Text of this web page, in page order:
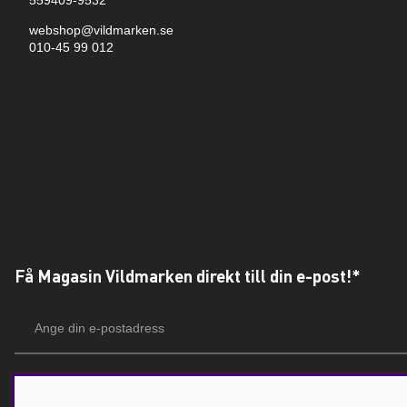
webshop@vildmarken.se
010-45 99 012
Få Magasin Vildmarken direkt till din e-post!*
postadress